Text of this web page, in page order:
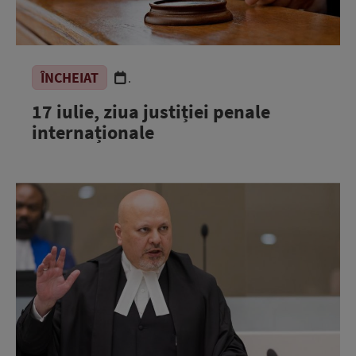
ÎNCHEIAT .
17 iulie, ziua justiției penale
internaționale